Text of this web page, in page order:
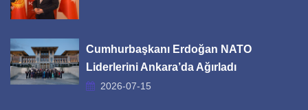
Cumhurbaşkanı Erdoğan NATO
Liderlerini Ankara’da Ağırladı
2026-07-15